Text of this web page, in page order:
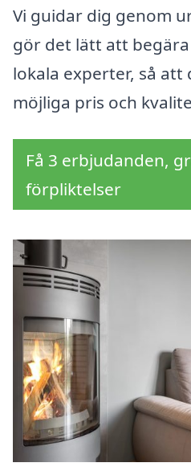
Vi guidar dig genom
gör det lätt att
lokala experter, så att
möjliga pris och
Få 3 erbjudanden,
förpliktelser